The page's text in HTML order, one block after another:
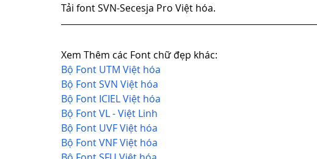
Tải font SVN-Secesja Pro Việt hóa.
Xem Thêm các Font chữ đẹp khác:
Bộ Font UTM Việt hóa
Bộ Font SVN Việt hóa
Bộ Font ICIEL Việt hóa
Bộ Font VL - Việt Linh
Bộ Font UVF Việt hóa
Bộ Font VNF Việt hóa